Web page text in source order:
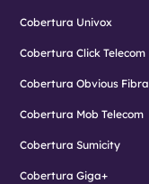
Cobertura Univox
Cobertura Click Telecom
Cobertura Obvious Fibra
Cobertura Mob Telecom
Cobertura Sumicity
Cobertura Giga+